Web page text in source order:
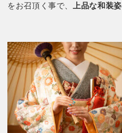
をお召頂く事で、 上品な和装姿